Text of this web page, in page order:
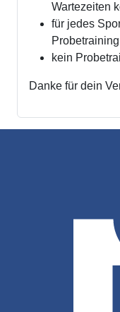
Wartezeiten
für jedes
kein
Danke für dein